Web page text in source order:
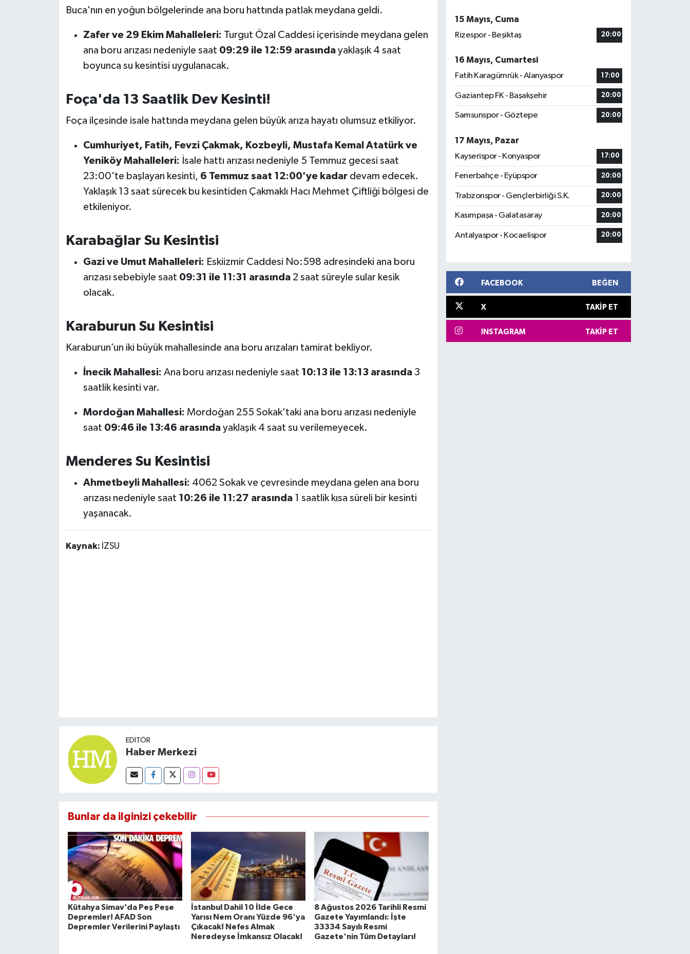
Buca'nın en yoğun bölgelerinde ana boru hattında patlak meydana geldi.
Zafer ve 29 Ekim Mahalleleri: Turgut Özal Caddesi içerisinde meydana gelen
ana boru arızası nedeniyle saat 09:29 ile 12:59 arasındayaklaşık 4 saat
boyunca su kesintisi uygulanacak.
Foça'da 13 Saatlik Dev Kesinti!
Foça ilçesinde isale hattında meydana gelen büyük arıza hayatı olumsuz etkiliyor.
Cumhuriyet, Fatih, Fevzi Çakmak, Kozbeyli, Mustafa Kemal Atatürk ve
Yeniköy Mahalleleri: İsale hattı arızası nedeniyle 5 Temmuz gecesi saat
23:00'te başlayan kesinti, 6 Temmuz saat 12:00'ye kadardevam edecek.
Yaklaşık 13 saat sürecek bu kesintiden Çakmaklı Hacı Mehmet Çiftliği bölgesi de
etkileniyor.
Karabağlar Su Kesintisi
Gazi ve Umut Mahalleleri: Eskiizmir Caddesi No:598 adresindeki ana boru
arızası sebebiyle saat 09:31 ile 11:31 arasında2 saat süreyle sular kesik
olacak.
Karaburun Su Kesintisi
Karaburun’un iki büyük mahallesinde ana boru arızaları tamirat bekliyor.
İnecik Mahallesi: Ana boru arızası nedeniyle saat 10:13 ile 13:13 arasında3
saatlik kesinti var.
Mordoğan Mahallesi: Mordoğan 255 Sokak'taki ana boru arızası nedeniyle
saat 09:46 ile 13:46 arasındayaklaşık 4 saat su verilemeyecek.
Menderes Su Kesintisi
Ahmetbeyli Mahallesi: 4062 Sokak ve çevresinde meydana gelen ana boru
arızası nedeniyle saat 10:26 ile 11:27 arasında1 saatlik kısa süreli bir kesinti
yaşanacak.
Kaynak: İZSU
EDITÖR
Haber Merkezi
Bunlar da ilginizi çekebilir
Kütahya Simav’da Peş Peşe
Depremler! AFAD Son
Depremler Verilerini Paylaştı
İstanbul Dahil 10 İlde Gece
Yarısı Nem Oranı Yüzde 96'ya
Çıkacak! Nefes Almak
Neredeyse İmkansız Olacak!
8 Ağustos 2026 Tarihli Resmi
Gazete Yayımlandı: İşte
33334 Sayılı Resmi
Gazete'nin Tüm Detayları!
15 Mayıs, Cuma
Rizespor - Beşiktaş
20:00
16 Mayıs, Cumartesi
Fatih Karagümrük - Alanyaspor
17:00
Gaziantep FK - Başakşehir 20:00
Samsunspor - Göztepe 20:00
17 Mayıs, Pazar
Kayserispor - Konyaspor
17:00
Fenerbahçe - Eyüpspor 20:00
Trabzonspor - Gençlerbirliği S.K. 20:00
Kasımpaşa - Galatasaray 20:00
Antalyaspor - Kocaelispor 20:00
FACEBOOK BEĞEN
X TAKIP ET
INSTAGRAM TAKIP ET
TARİHTE BUGÜN
TEKNOLOJİ
VİZYONDAKİLER